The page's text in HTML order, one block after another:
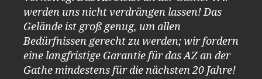
werden uns nicht verdrängen lassen! Das
Gelände ist groß genug, um allen
Bedürfnissen gerecht zu werden; wir fordern
eine langfristige Garantie für das AZ an der
Gathe mindestens für die nächsten 20 Jahre!